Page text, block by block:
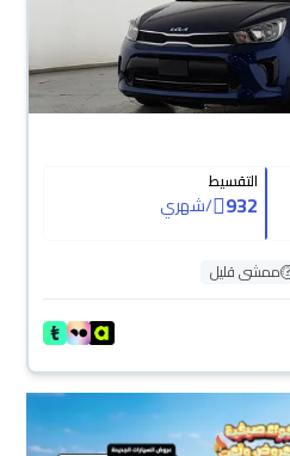
التقسيط
932
/شهري
ممشى قليل